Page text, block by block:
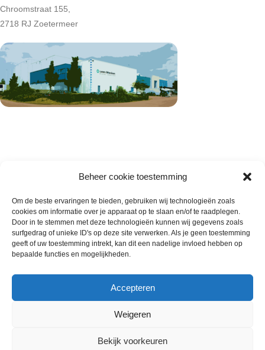
Beheer cookie toestemming
Om de beste ervaringen te bieden, gebruiken wij technologieën zoals
cookies om informatie over je apparaat op te slaan en/of te raadplegen.
Door in te stemmen met deze technologieën kunnen wij gegevens zoals
surfgedrag of unieke ID's op deze site verwerken. Als je geen toestemming
geeft of uw toestemming intrekt, kan dit een nadelige invloed hebben op
bepaalde functies en mogelijkheden.
Accepteren
Weigeren
Bekijk voorkeuren
Chroomstraat 155,
2718 RJ Zoetermeer
Wie zijn wij
Contact met onze inkoop
Klantenservice
Annuleer & Retourbeleid
Horeca-Groothandel
Wij gebruiken cookies om uw ervaring op onze